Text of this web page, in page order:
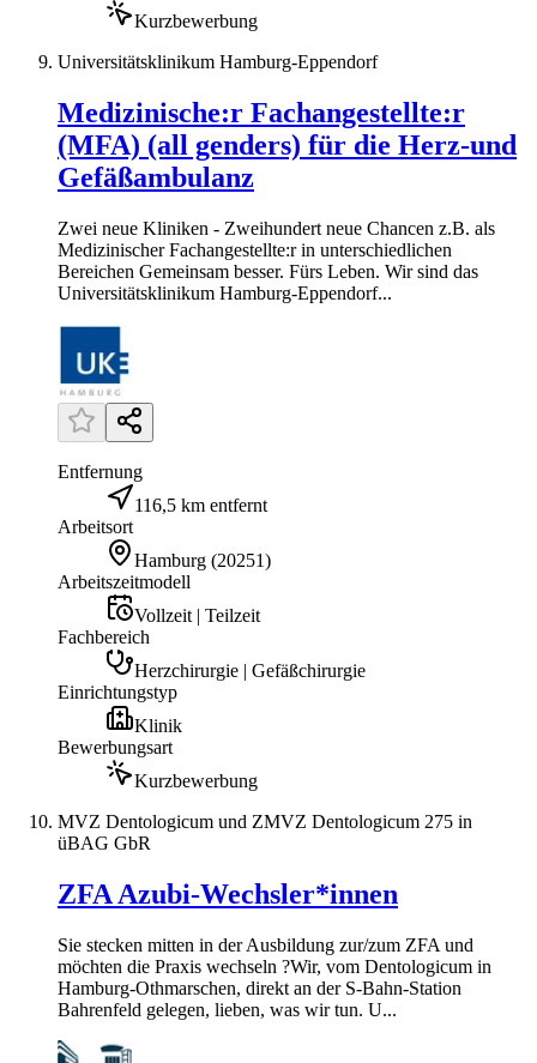
Kurzbewerbung
Universitätsklinikum Hamburg-Eppendorf
Medizinische:r Fachangestellte:r
(MFA) (all genders) für die Herz-und
Gefäßambulanz
Zwei neue Kliniken - Zweihundert neue Chancen z.B. als
Medizinischer Fachangestellte:r in unterschiedlichen
Bereichen Gemeinsam besser. Fürs Leben. Wir sind das
Universitätsklinikum Hamburg-Eppendorf...
Entfernung
116,5 km entfernt
Arbeitsort
Hamburg (20251)
Arbeitszeitmodell
Vollzeit | Teilzeit
Fachbereich
Herzchirurgie | Gefäßchirurgie
Einrichtungstyp
Klinik
Bewerbungsart
Kurzbewerbung
MVZ Dentologicum und ZMVZ Dentologicum 275 in
üBAG GbR
ZFA Azubi-Wechsler*innen
Sie stecken mitten in der Ausbildung zur/zum ZFA und
möchten die Praxis wechseln ?Wir, vom Dentologicum in
Hamburg-Othmarschen, direkt an der S-Bahn-Station
Bahrenfeld gelegen, lieben, was wir tun. U...